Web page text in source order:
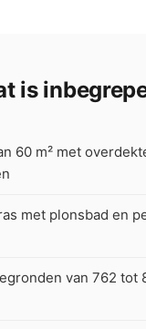
is
60 m² met
met plonsbad en
van 762 tot